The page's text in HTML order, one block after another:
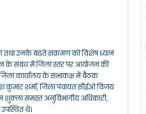
तथा उनके बढ़ते संक्रमण को विशेष ध्यान
के संबंध में जिला स्तर पर आयोजन की
कार्यालय के सभाकक्ष में बैठक
शर्मा, जिला पंचायत सीईओ विजय
शुक्ला समस्त अनुविभागीय अधिकारी,
थे।